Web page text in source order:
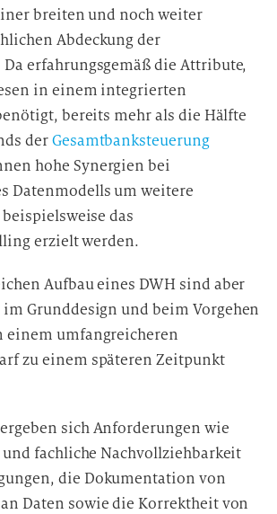
breiten und noch weiter
Abdeckung der
erfahrungsgemäß die Attribute,
in einem integrierten
bereits mehr als die Hälfte
derGesamtbanksteuerung
hohe Synergien bei
Datenmodells um weitere
das
erzielt werden.
Aufbau eines DWH sind aber
Grunddesign und beim Vorgehen
einem umfangreicheren
zu einem späteren Zeitpunkt
sich Anforderungen wie
fachliche Nachvollziehbarkeit
die Dokumentation von
Daten sowie die Korrektheit von